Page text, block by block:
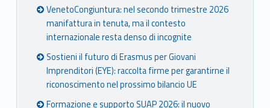
VenetoCongiuntura: nel secondo trimestre 2026
manifattura in tenuta, ma il contesto
internazionale resta denso di incognite
Sostieni il futuro di Erasmus per Giovani
Imprenditori (EYE): raccolta firme per garantirne il
riconoscimento nel prossimo bilancio UE
Formazione e supporto SUAP 2026: il nuovo